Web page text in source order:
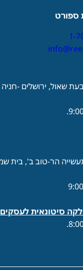
ספורט
1-
סיטונאית לעסקים